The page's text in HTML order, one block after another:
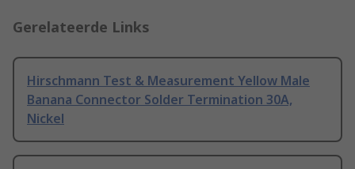
Gerelateerde Links
Hirschmann Test & Measurement Yellow Male
Banana Connector Solder Termination 30A,
Nickel